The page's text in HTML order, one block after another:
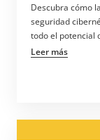
Descubra cómo
seguridad
todo el potencial
Leer más